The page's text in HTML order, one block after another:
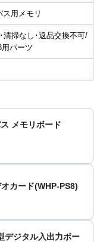
ス用メモリ
清掃なし･返品交換不可/
用パーツ
メモリボード
カード(WHP-PS8)
デジタル入出力ボー